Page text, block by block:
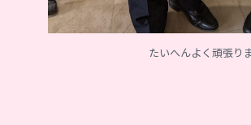
たいへんよく頑張り